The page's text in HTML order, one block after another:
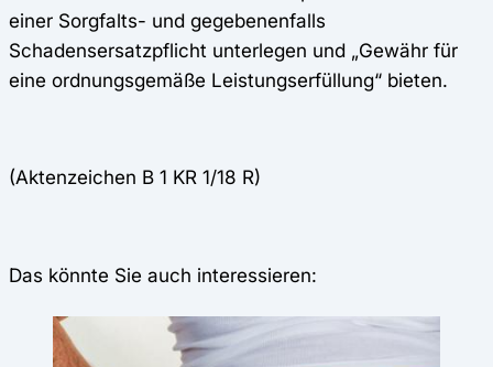
einer Sorgfalts- und gegebenenfalls
Schadensersatzpflicht unterlegen und „Gewähr für
eine ordnungsgemäße Leistungserfüllung“ bieten.
(Aktenzeichen B 1 KR 1/18 R)
Das könnte Sie auch interessieren: